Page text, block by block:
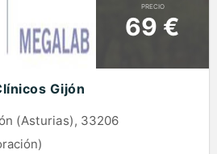
PRECIO
69 €
Gijón
(Asturias), 33206